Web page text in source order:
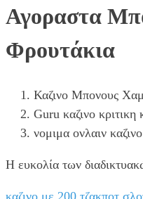
Αγοραστα
Φρουτάκια
Καζινο Μπονους
Guru καζινο
νομιμα ονλαιν
Η ευκολία των
καζινο με 200 τζακποτ